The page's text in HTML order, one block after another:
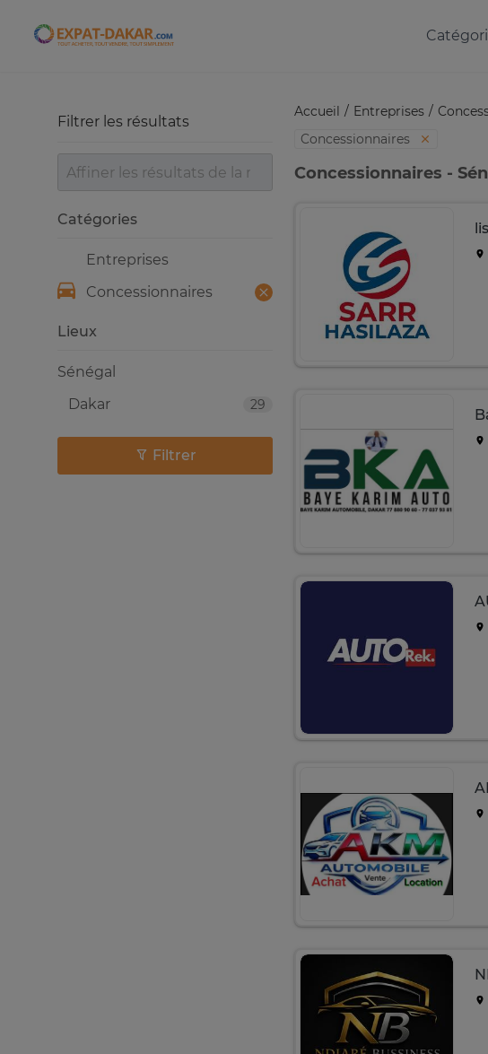
Expat-Dakar
Accueil Entreprises
Concessionnaires
Concessionnaires -
Filtrer les résultats
Catégories
Entreprises
Concessionnaires
Lieux
Sénégal
29
Dakar
Filtrer